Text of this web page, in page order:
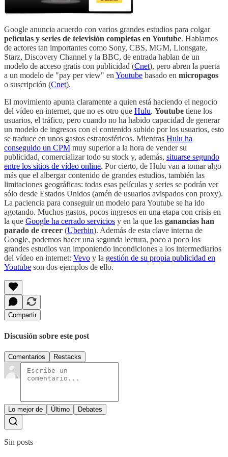
Google anuncia acuerdo con varios grandes estudios para colgar
películas y series de televisión completas en Youtube. Hablamos
de actores tan importantes como Sony, CBS, MGM, Lionsgate,
Starz, Discovery Channel y la BBC, de entrada hablan de un
modelo de acceso gratis con publicidad (Cnet), pero abren la puerta
a un modelo de "pay per view" en Youtube basado en micropagos
o suscripción (Cnet).
El movimiento apunta claramente a quien está haciendo el negocio
del vídeo en internet, que no es otro que Hulu. Youtube tiene los
usuarios, el tráfico, pero cuando no ha habido capacidad de generar
un modelo de ingresos con el contenido subido por los usuarios, esto
se traduce en unos gastos estratosféricos. Mientras Hulu ha
conseguido un CPM muy superior a la hora de vender su
publicidad, comercializar todo su stock y, además, situarse segundo
entre los sitios de vídeo online. Por cierto, de Hulu van a tomar algo
más que el albergar contenido de grandes estudios, también las
limitaciones geográficas: todas esas películas y series se podrán ver
sólo desde Estados Unidos (amén de usuarios avispados con proxy).
La paciencia para conseguir un modelo para Youtube se ha ido
agotando. Muchos gastos, pocos ingresos en una etapa con crisis en
la que Google ha cerrado servicios y en la que las ganancias han
parado de crecer (Uberbin). Además de esta clave interna de
Google, podemos hacer una segunda lectura, poco a poco los
grandes estudios van imponiendo incondiciones a los intermediarios
del vídeo en internet: Vevo y la gestión de su propia publicidad en
Youtube son dos ejemplos de ello.
Compartir
Discusión sobre este post
Comentarios Restacks
Lo mejor de Último Debates
Sin posts